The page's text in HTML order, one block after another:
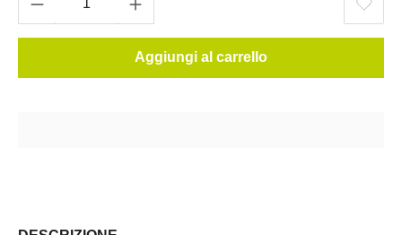
Aggiungi al carrello